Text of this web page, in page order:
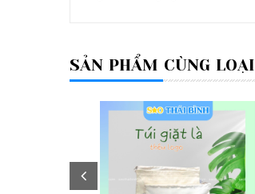
SẢN PHẨM CÙNG LOẠI